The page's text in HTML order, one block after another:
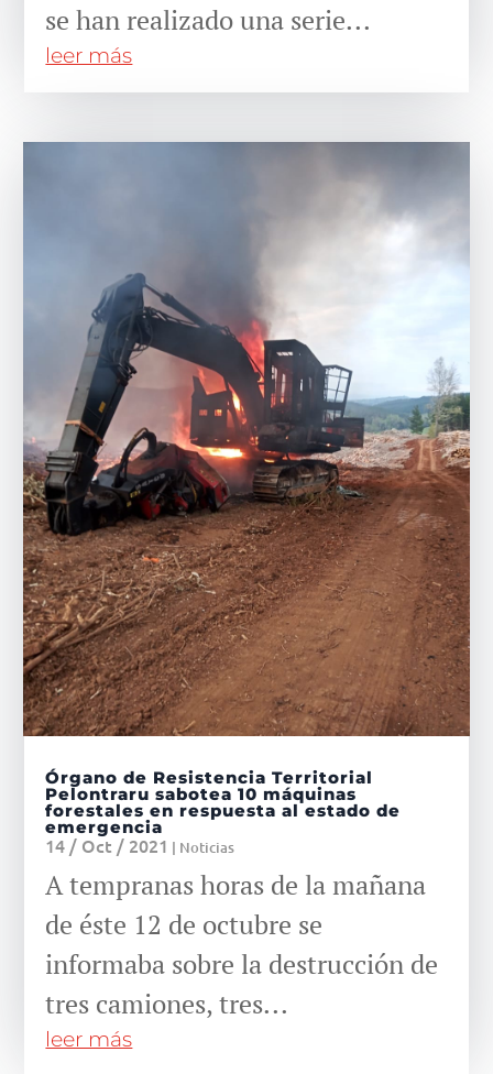
se han realizado una serie...
leer más
Órgano de Resistencia Territorial
Pelontraru sabotea 10 máquinas
forestales en respuesta al estado de
emergencia
14 / Oct / 2021 | Noticias
A tempranas horas de la mañana
de éste 12 de octubre se
informaba sobre la destrucción de
tres camiones, tres...
leer más